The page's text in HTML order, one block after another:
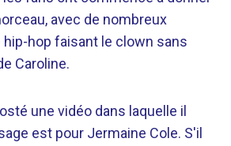
avec de nombreux
hop faisant le clown sans
Caroline.
une vidéo dans laquelle il
est pour Jermaine Cole. S'il